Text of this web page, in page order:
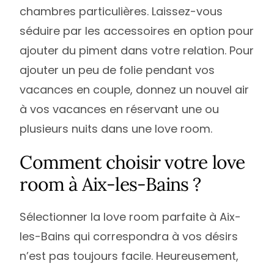
chambres particulières. Laissez-vous
séduire par les accessoires en option pour
ajouter du piment dans votre relation. Pour
ajouter un peu de folie pendant vos
vacances en couple, donnez un nouvel air
à vos vacances en réservant une ou
plusieurs nuits dans une love room.
Comment choisir votre love
room à Aix-les-Bains ?
Sélectionner la love room parfaite à Aix-
les-Bains qui correspondra à vos désirs
n’est pas toujours facile. Heureusement,